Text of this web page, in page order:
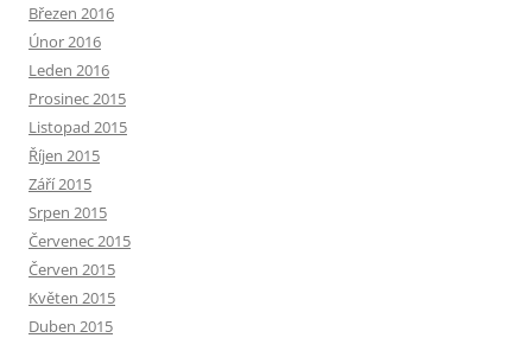
Březen 2016
Únor 2016
Leden 2016
Prosinec 2015
Listopad 2015
Říjen 2015
Září 2015
Srpen 2015
Červenec 2015
Červen 2015
Květen 2015
Duben 2015